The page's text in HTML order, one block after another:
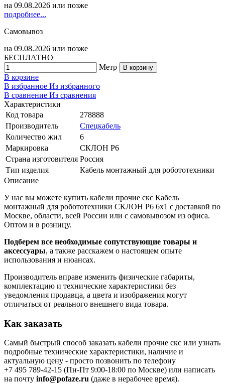
на 09.08.2026 или позже
подробнее...
Самовывоз
на 09.08.2026 или позже
БЕСПЛАТНО
Метр
В корзину
В корзине
В избранное Из избранного
В сравнение Из сравнения
Характеристики
Код товара
278888
Производитель
Спецкабель
Количество жил
6
Маркировка
СКЛОН Р6
Страна изготовителя Россия
Тип изделия
Кабель монтажный для робототехники
Описание
У нас вы можете купить кабели прочие скс Кабель
монтажный для робототехники СКЛОН Р6 6х1 с доставкой по
Москве, области, всей России или с самовывозом из офиса.
Оптом и в розницу.
Подберем все необходимые сопутствующие товары и
аксессуары, а также расскажем о настоящем опыте
использования и нюансах.
Производитель вправе изменить физические габариты,
комплектацию и технические характеристики без
уведомления продавца, а цвета и изображения могут
отличаться от реального внешнего вида товара.
Как заказать
Самый быстрый способ заказать кабели прочие скс или узнать
подробные технические характеристики, наличие и
актуальную цену - просто позвонить по телефону
+7 495 789-42-15 (Пн-Пт 9:00-18:00 по Москве) или написать
на почту info@pofaze.ru (даже в нерабочее время).